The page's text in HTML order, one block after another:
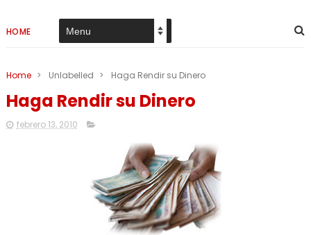
HOME
Home > Unlabelled > Haga Rendir su Dinero
Haga Rendir su Dinero
febrero 13, 2010